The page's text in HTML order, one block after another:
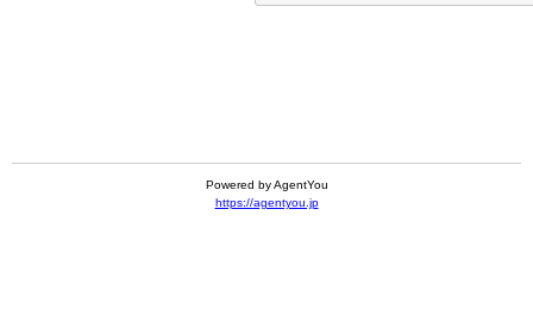
Powered by AgentYou
https://agentyou.jp